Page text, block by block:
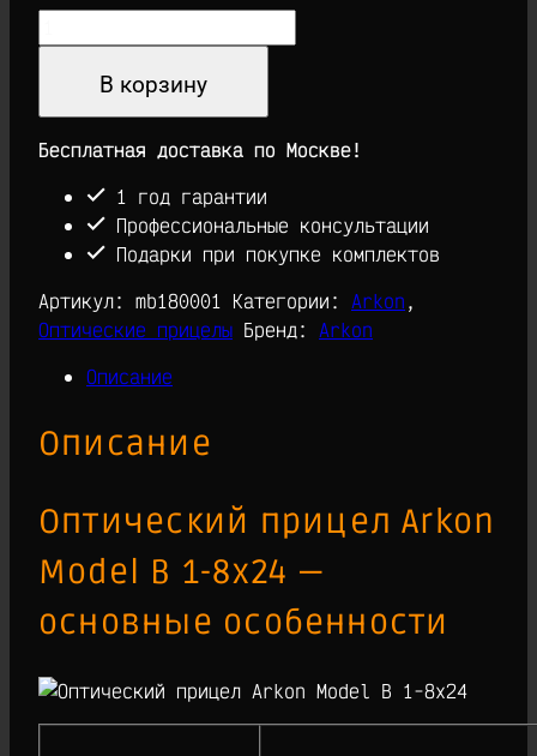
товара
Оптический
Arkon
Model
8х24
В корзину
Бесплатная доставка по Москве!
1 год гарантии
Профессиональные консультации
Подарки при покупке комплектов
Артикул: mb180001 Категории: Arkon,
Оптические прицелы Бренд: Arkon
Описание
Описание
Оптический прицел Arkon
Model B 1-8х24 —
основные особенности